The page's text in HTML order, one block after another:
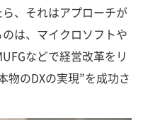
、それはアプローチが
は、マイクロソフトや
などで経営改革をリ
物のDXの実現”を成功さ